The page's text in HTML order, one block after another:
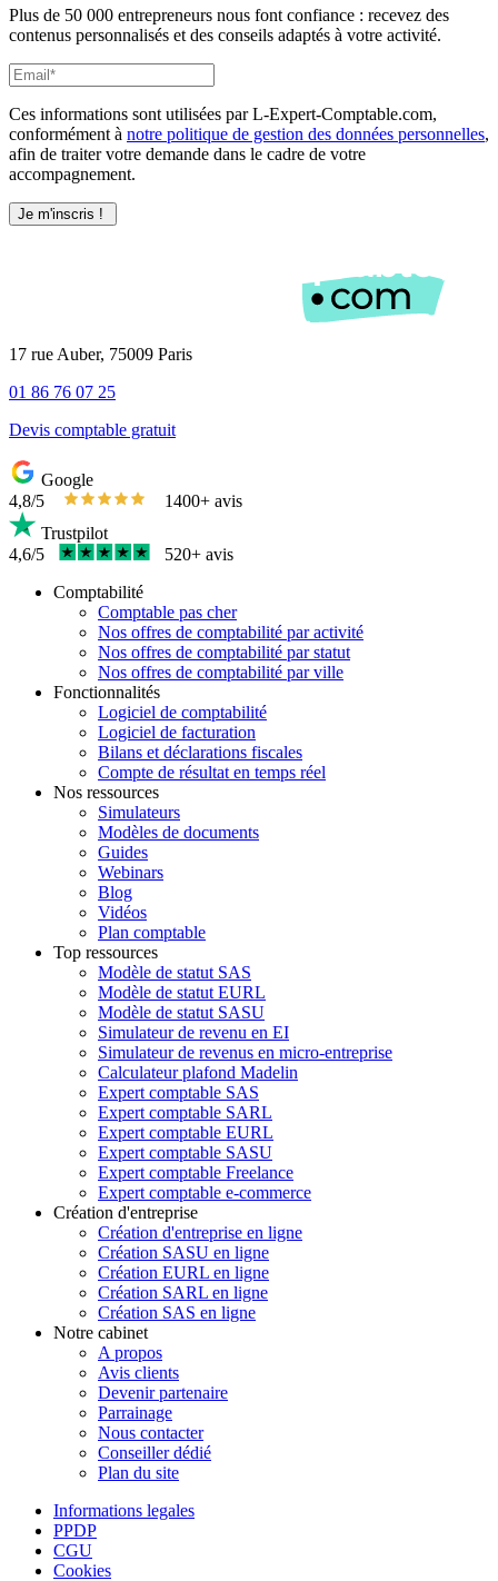
Plus de 50 000 entrepreneurs nous font confiance : recevez des
contenus personnalisés et des conseils adaptés à votre activité.
Ces informations sont utilisées par L-Expert-Comptable.com,
conformément à notre politique de gestion des données personnelles,
afin de traiter votre demande dans le cadre de votre
accompagnement.
17 rue Auber, 75009 Paris
01 86 76 07 25
Devis comptable gratuit
Google
4,8/5
1400+ avis
Trustpilot
4,6/5
520+ avis
Comptabilité
Comptable pas cher
Nos offres de comptabilité par activité
Nos offres de comptabilité par statut
Nos offres de comptabilité par ville
Fonctionnalités
Logiciel de comptabilité
Logiciel de facturation
Bilans et déclarations fiscales
Compte de résultat en temps réel
Nos ressources
Simulateurs
Modèles de documents
Guides
Webinars
Blog
Vidéos
Plan comptable
Top ressources
Modèle de statut SAS
Modèle de statut EURL
Modèle de statut SASU
Simulateur de revenu en EI
Simulateur de revenus en micro-entreprise
Calculateur plafond Madelin
Expert comptable SAS
Expert comptable SARL
Expert comptable EURL
Expert comptable SASU
Expert comptable Freelance
Expert comptable e-commerce
Création d'entreprise
Création d'entreprise en ligne
Création SASU en ligne
Création EURL en ligne
Création SARL en ligne
Création SAS en ligne
Notre cabinet
A propos
Avis clients
Devenir partenaire
Parrainage
Nous contacter
Conseiller dédié
Plan du site
Informations legales
PPDP
CGU
Cookies